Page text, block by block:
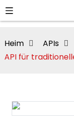
Heim APIs
API für